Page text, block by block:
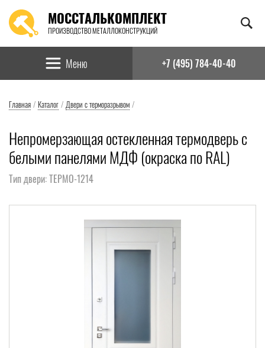
МОССТАЛЬКОМПЛЕКТ
ПРОИЗВОДСТВО МЕТАЛЛОКОНСТРУКЦИЙ
Найти:
Меню +7 (495) 784-40-40
Главная / Каталог / Двери с терморазрывом /
Непромерзающая остекленная термодверь с
белыми панелями МДФ (окраска по RAL)
Тип двери: ТЕРМО-1214